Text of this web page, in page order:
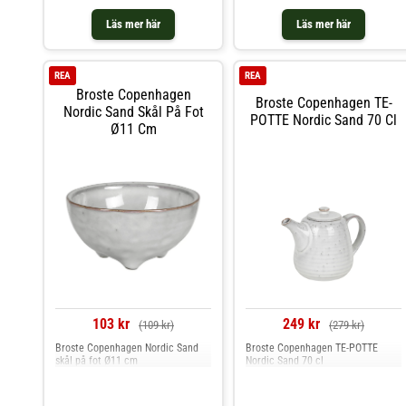
Läs mer här Läs mer här
Broste Copenhagen
Nordic Sand Skål På Fot
Ø11 Cm
REA
103 kr (109 kr)
Broste Copenhagen Nordic Sand
skål på fot Ø11 cm
Broste Copenhagen TE-
POTTE Nordic Sand 70 Cl
REA
249 kr (279 kr)
Broste Copenhagen TE-POTTE
Nordic Sand 70 cl